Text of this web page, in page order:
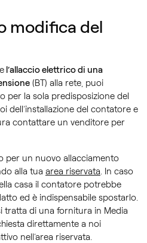
modifica del
l’allaccio elettrico di una
(BT) alla rete, puoi
per la sola predisposizione del
dell’installazione del contatore e
contattare un venditore per
per un nuovo allacciamento
alla tua area riservata. In caso
casa il contatore potrebbe
ed è indispensabile spostarlo.
tratta di una fornitura in Media
direttamente a noi
nell’area riservata.